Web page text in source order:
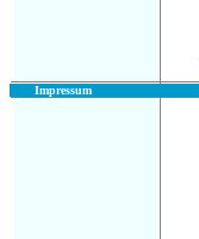
Impressum